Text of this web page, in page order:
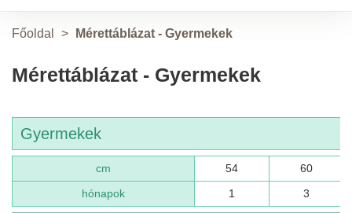
Főoldal > Mérettáblázat - Gyermekek
Mérettáblázat - Gyermekek
Gyermekek
cm 54
60
hónapok
1 3